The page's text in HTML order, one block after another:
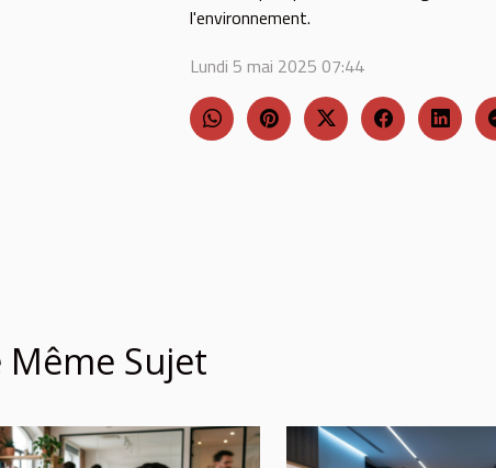
l'environnement.
Lundi 5 mai 2025 07:44
Même Sujet